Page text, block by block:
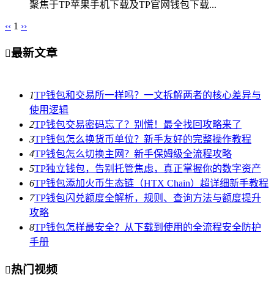
聚焦于TP苹果手机下载及TP官网钱包下载...
‹‹ 1 ››
最新文章
1TP钱包和交易所一样吗？一文拆解两者的核心差异与
使用逻辑
2TP钱包交易密码忘了？别慌！最全找回攻略来了
3TP钱包怎么换货币单位？新手友好的完整操作教程
4TP钱包怎么切换主网？新手保姆级全流程攻略
5TP独立钱包，告别托管焦虑，真正掌握你的数字资产
6TP钱包添加火币生态链（HTX Chain）超详细新手教程
7TP钱包闪兑额度全解析，规则、查询方法与额度提升
攻略
8TP钱包怎样最安全？从下载到使用的全流程安全防护
手册
热门视频